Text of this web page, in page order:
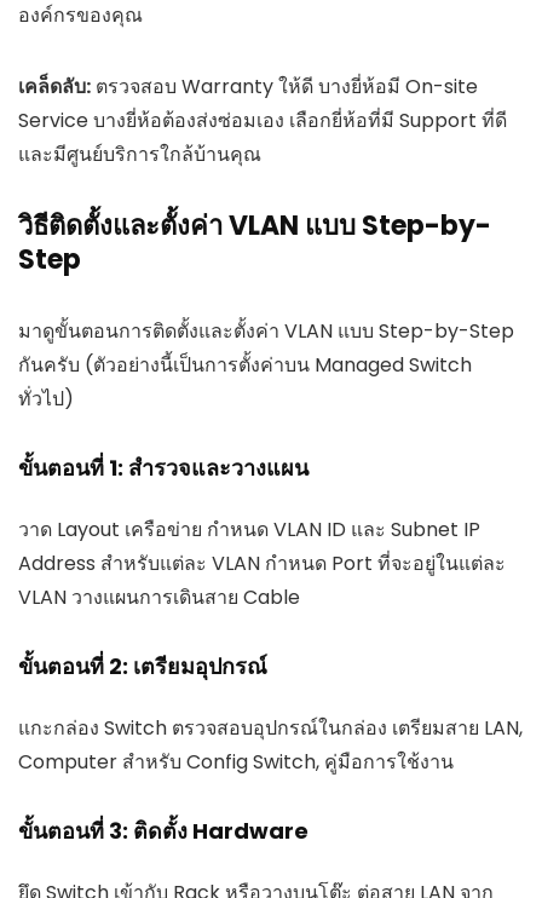
องค์กรของคุณ
เคล็ดลับ: ตรวจสอบ Warranty ให้ดี บางยี่ห้อมี On-site
Service บางยี่ห้อต้องส่งซ่อมเอง เลือกยี่ห้อที่มี Support ที่ดี
และมีศูนย์บริการใกล้บ้านคุณ
วิธีติดตั้งและตั้งค่า VLAN แบบ Step-by-
Step
มาดูขั้นตอนการติดตั้งและตั้งค่า VLAN แบบ Step-by-Step
กันครับ (ตัวอย่างนี้เป็นการตั้งค่าบน Managed Switch
ทั่วไป)
ขั้นตอนที่ 1: สำรวจและวางแผน
วาด Layout เครือข่าย กำหนด VLAN ID และ Subnet IP
Address สำหรับแต่ละ VLAN กำหนด Port ที่จะอยู่ในแต่ละ
VLAN วางแผนการเดินสาย Cable
ขั้นตอนที่ 2: เตรียมอุปกรณ์
แกะกล่อง Switch ตรวจสอบอุปกรณ์ในกล่อง เตรียมสาย LAN,
Computer สำหรับ Config Switch, คู่มือการใช้งาน
ขั้นตอนที่ 3: ติดตั้ง Hardware